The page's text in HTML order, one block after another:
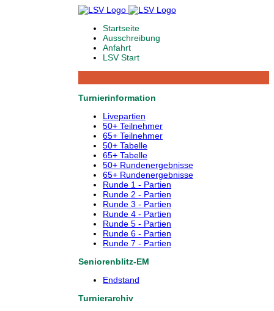
Startseite
Ausschreibung
Anfahrt
LSV Start
Turnierinformation
Livepartien
50+ Teilnehmer
65+ Teilnehmer
50+ Tabelle
65+ Tabelle
50+ Rundenergebnisse
65+ Rundenergebnisse
Runde 1 - Partien
Runde 2 - Partien
Runde 3 - Partien
Runde 4 - Partien
Runde 5 - Partien
Runde 6 - Partien
Runde 7 - Partien
Seniorenblitz-EM
Endstand
Turnierarchiv